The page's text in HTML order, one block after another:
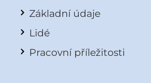
Základní údaje
Lidé
Pracovní příležitosti